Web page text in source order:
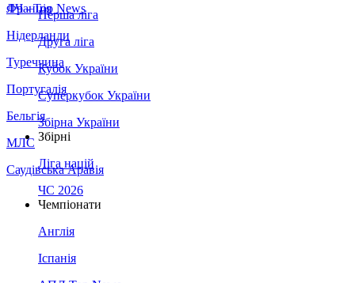
Франція
Нідерланди
Туреччина
Португалія
Бельгія
МЛС
Саудівська Аравія
ЛЧ - Top News
Перша ліга
Друга ліга
Кубок України
Суперкубок України
Збірна України
Збірні
Ліга націй
ЧС 2026
Чемпіонати
Англія
Іспанія